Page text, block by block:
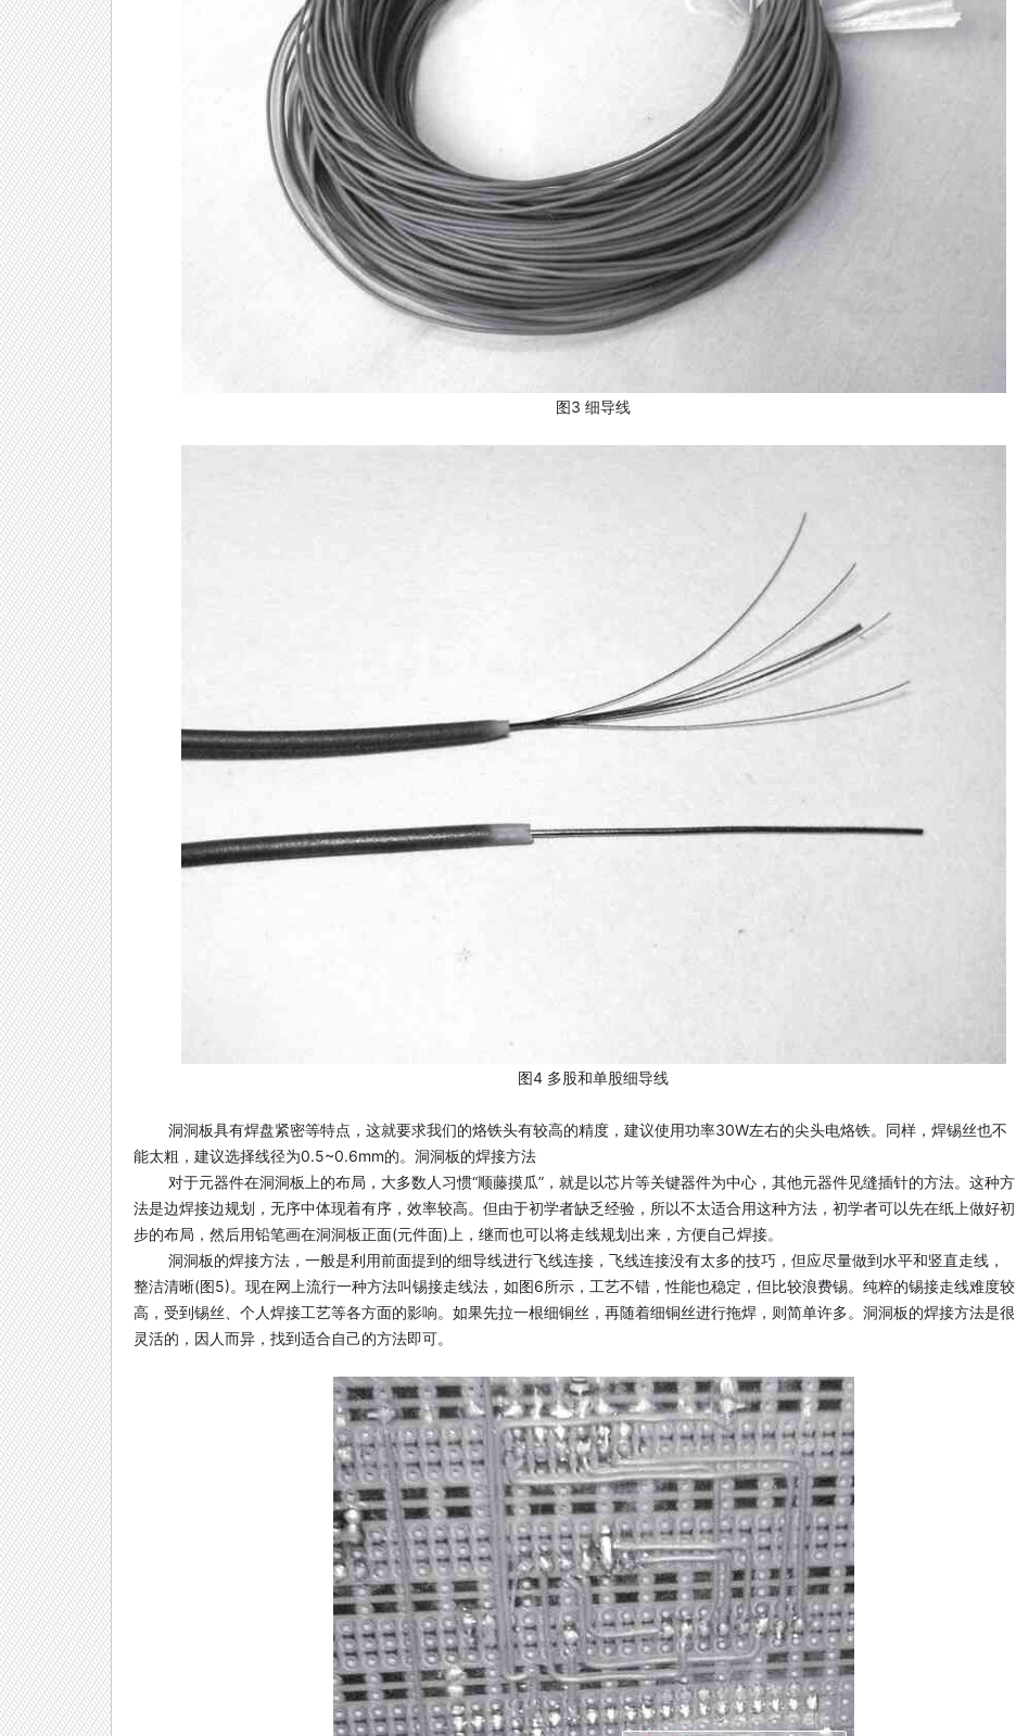
图3 细导线
图4 多股和单股细导线
洞洞板具有焊盘紧密等特点，这就要求我们的烙铁头有较高的精度，建议使用功率30W左右的尖头电烙铁。同样，焊锡丝也不
能太粗，建议选择线径为0.5~0.6mm的。洞洞板的焊接方法
对于元器件在洞洞板上的布局，大多数人习惯“顺藤摸瓜”，就是以芯片等关键器件为中心，其他元器件见缝插针的方法。这种方
法是边焊接边规划，无序中体现着有序，效率较高。但由于初学者缺乏经验，所以不太适合用这种方法，初学者可以先在纸上做好初
步的布局，然后用铅笔画在洞洞板正面(元件面)上，继而也可以将走线规划出来，方便自己焊接。
洞洞板的焊接方法，一般是利用前面提到的细导线进行飞线连接，飞线连接没有太多的技巧，但应尽量做到水平和竖直走线，
整洁清晰(图5)。现在网上流行一种方法叫锡接走线法，如图6所示，工艺不错，性能也稳定，但比较浪费锡。纯粹的锡接走线难度较
高，受到锡丝、个人焊接工艺等各方面的影响。如果先拉一根细铜丝，再随着细铜丝进行拖焊，则简单许多。洞洞板的焊接方法是很
灵活的，因人而异，找到适合自己的方法即可。